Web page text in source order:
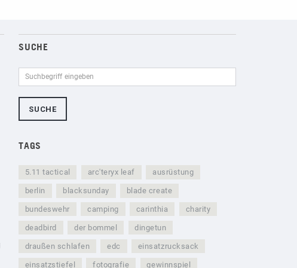
SUCHE
TAGS
5.11 tactical arc'teryx leaf ausrüstung
berlin blacksunday blade create
bundeswehr camping carinthia charity
deadbird der bommel dingetun
draußen schlafen edc einsatzrucksack
einsatzstiefel fotografie gewinnspiel